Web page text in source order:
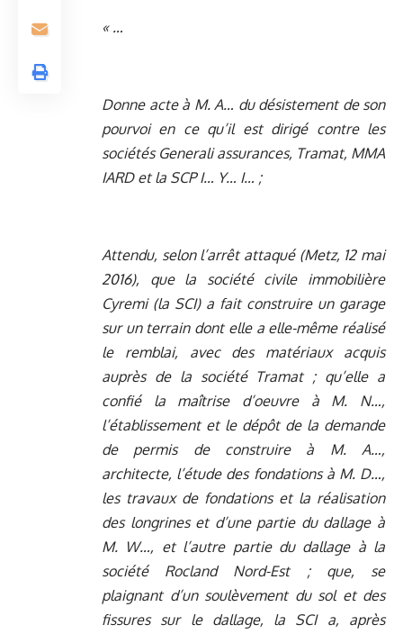
« …
Donne acte à M. A… du désistement de son
pourvoi en ce qu’il est dirigé contre les
sociétés Generali assurances, Tramat, MMA
IARD et la SCP I… Y… I… ;
Attendu, selon l’arrêt attaqué (Metz, 12 mai
2016), que la société civile immobilière
Cyremi (la SCI) a fait construire un garage
sur un terrain dont elle a elle-même réalisé
le remblai, avec des matériaux acquis
auprès de la société Tramat ; qu’elle a
confié la maîtrise d’oeuvre à M. N…,
l’établissement et le dépôt de la demande
de permis de construire à M. A…,
architecte, l’étude des fondations à M. D…,
les travaux de fondations et la réalisation
des longrines et d’une partie du dallage à
M. W…, et l’autre partie du dallage à la
société Rocland Nord-Est ; que, se
plaignant d’un soulèvement du sol et des
fissures sur le dallage, la SCI a, après